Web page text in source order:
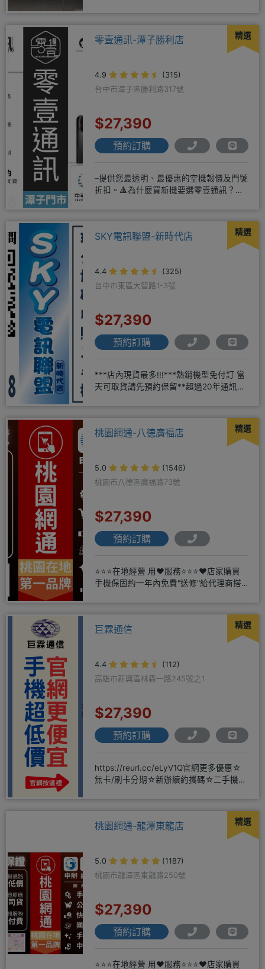
精選
零壹通訊-潭子勝利店
4.9
(315)
台中市潭子區勝利路317號
$27,390
預約訂購
–提供您最透明、最優惠的空機報價及門號
折扣。🔺為什麼買新機要選零壹通訊？
精選
SKY電訊聯盟-新時代店
4.4
(325)
台中市東區大智路1-3號
$27,390
預約訂購
***店內現貨最多!!!***熱銷機型免付訂 當
天可取貨請先預約保留**超過20年通訊經
精選
桃園網通-八德廣福店
5.0
(1546)
桃園市八德區廣福路73號
$27,390
預約訂購
⭐⭐⭐在地經營 用❤️服務⭐⭐⭐❤️店家購買
手機保固約一年內免費"送修"給代理商搭
精選
巨霖通信
4.4
(112)
高雄市新興區林森一路245號之1
$27,390
預約訂購
https://reurl.cc/eLyV1Q官網更多優惠☆
無卡/刷卡分期☆新辦續約攜碼☆二手機買
精選
桃園網通-龍潭東龍店
5.0
(1187)
桃園市龍潭區東龍路250號
$27,390
預約訂購
⭐⭐⭐在地經營 用❤️服務⭐⭐⭐❤️店家購買